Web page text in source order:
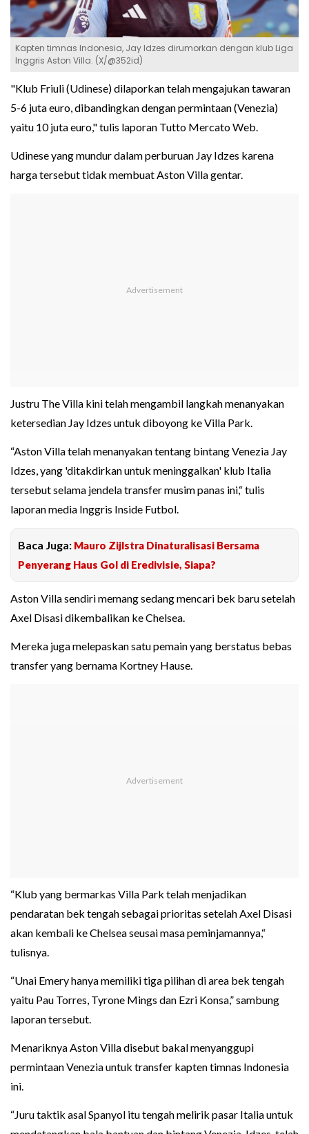
Kapten timnas Indonesia, Jay Idzes dirumorkan dengan klub Liga
Inggris Aston Villa. (X/@352id)
"Klub Friuli (Udinese) dilaporkan telah mengajukan tawaran
5-6 juta euro, dibandingkan dengan permintaan (Venezia)
yaitu 10 juta euro," tulis laporan Tutto Mercato Web.
Udinese yang mundur dalam perburuan Jay Idzes karena
harga tersebut tidak membuat Aston Villa gentar.
Justru The Villa kini telah mengambil langkah menanyakan
ketersedian Jay Idzes untuk diboyong ke Villa Park.
“Aston Villa telah menanyakan tentang bintang Venezia Jay
Idzes, yang 'ditakdirkan untuk meninggalkan' klub Italia
tersebut selama jendela transfer musim panas ini,“ tulis
laporan media Inggris Inside Futbol.
Baca Juga: Mauro Zijlstra Dinaturalisasi Bersama
Penyerang Haus Gol di Eredivisie, Siapa?
Aston Villa sendiri memang sedang mencari bek baru setelah
Axel Disasi dikembalikan ke Chelsea.
Mereka juga melepaskan satu pemain yang berstatus bebas
transfer yang bernama Kortney Hause.
“Klub yang bermarkas Villa Park telah menjadikan
pendaratan bek tengah sebagai prioritas setelah Axel Disasi
akan kembali ke Chelsea seusai masa peminjamannya,“
tulisnya.
“Unai Emery hanya memiliki tiga pilihan di area bek tengah
yaitu Pau Torres, Tyrone Mings dan Ezri Konsa,” sambung
laporan tersebut.
Menariknya Aston Villa disebut bakal menyanggupi
permintaan Venezia untuk transfer kapten timnas Indonesia
ini.
“Juru taktik asal Spanyol itu tengah melirik pasar Italia untuk